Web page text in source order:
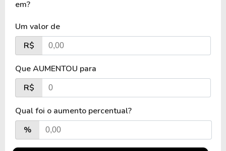
em?
Um valor de
R$
Que AUMENTOU para
R$
Qual foi o aumento percentual?
%